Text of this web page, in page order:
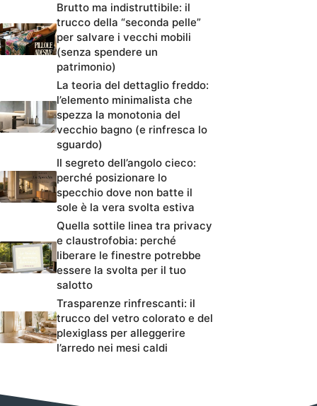
Brutto ma indistruttibile: il
trucco della “seconda pelle”
per salvare i vecchi mobili
(senza spendere un
patrimonio)
La teoria del dettaglio freddo:
l’elemento minimalista che
spezza la monotonia del
vecchio bagno (e rinfresca lo
sguardo)
Il segreto dell’angolo cieco:
perché posizionare lo
specchio dove non batte il
sole è la vera svolta estiva
Quella sottile linea tra privacy
e claustrofobia: perché
liberare le finestre potrebbe
essere la svolta per il tuo
salotto
Trasparenze rinfrescanti: il
trucco del vetro colorato e del
plexiglass per alleggerire
l’arredo nei mesi caldi